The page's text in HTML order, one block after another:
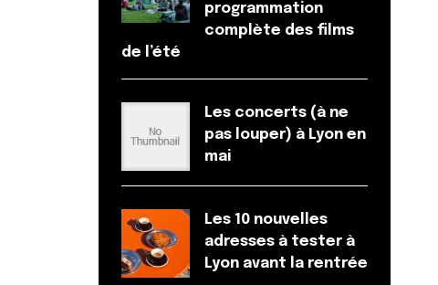
programmation
complète des films
de l’été
Les concerts (à ne
pas louper) à Lyon en
mai
Les 10 nouvelles
adresses à tester à
Lyon avant la rentrée